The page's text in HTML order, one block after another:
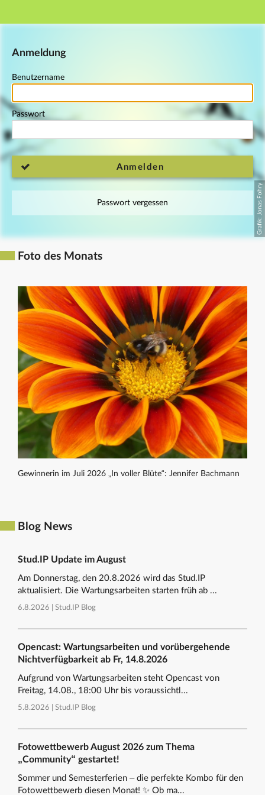
Hauptnavigation
Anmeldung
Benutzername
Passwort
Anmelden
Passwort vergessen
Foto des Monats
Gewinnerin im Juli 2026 „In voller Blüte“: Jennifer Bachmann
Blog News
Stud.IP Update im August
Am Donnerstag, den 20.8.2026 wird das Stud.IP
aktualisiert. Die Wartungsarbeiten starten früh ab ...
6.8.2026 | Stud.IP Blog
Opencast: Wartungsarbeiten und vorübergehende
Nichtverfügbarkeit ab Fr, 14.8.2026
Aufgrund von Wartungsarbeiten steht Opencast von
Freitag, 14.08., 18:00 Uhr bis voraussichtl...
5.8.2026 | Stud.IP Blog
Fotowettbewerb August 2026 zum Thema
„Community“ gestartet!
Sommer und Semesterferien – die perfekte Kombo für den
Fotowettbewerb diesen Monat! ✨ Ob ma...